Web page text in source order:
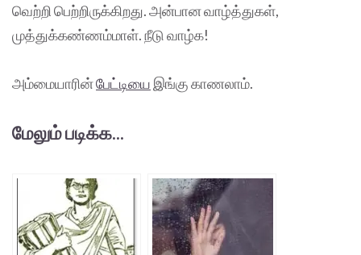
வெற்றி பெற்றிருக்கிறது. அன்பான வாழ்த்துகள்,
முத்துக்கண்ணம்மாள். நீடு வாழ்க!
அம்மையாரின்பேட்டியை இங்கு காணலாம்.
மேலும் படிக்க...